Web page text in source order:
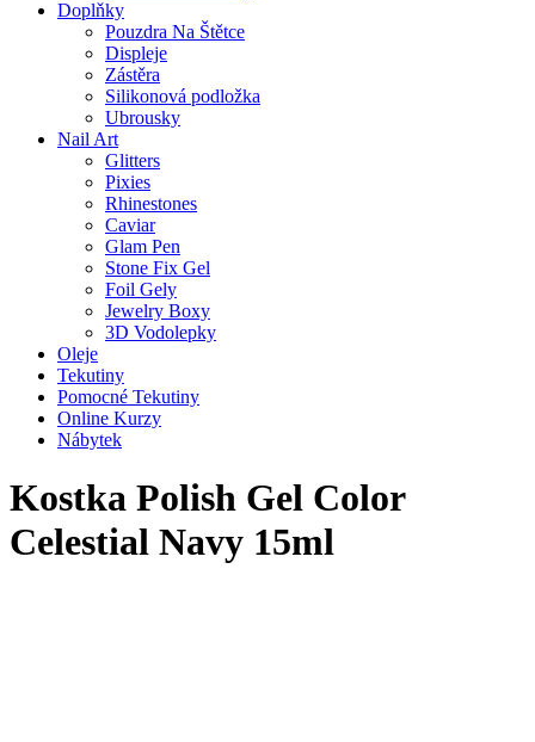
Doplňky
Pouzdra Na Štětce
Displeje
Zástěra
Silikonová podložka
Ubrousky
Nail Art
Glitters
Pixies
Rhinestones
Caviar
Glam Pen
Stone Fix Gel
Foil Gely
Jewelry Boxy
3D Vodolepky
Oleje
Tekutiny
Pomocné Tekutiny
Online Kurzy
Nábytek
Kostka Polish Gel Color
Celestial Navy 15ml